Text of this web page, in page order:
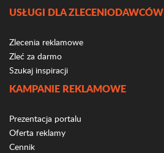
USŁUGI DLA ZLECENIODAWCÓW
Zlecenia reklamowe
Zleć za darmo
Szukaj inspiracji
KAMPANIE REKLAMOWE
Prezentacja portalu
Oferta reklamy
Cennik